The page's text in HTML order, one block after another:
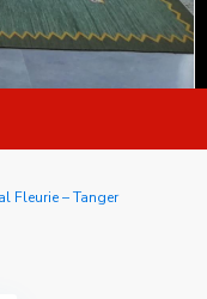
Fleurie – Tanger